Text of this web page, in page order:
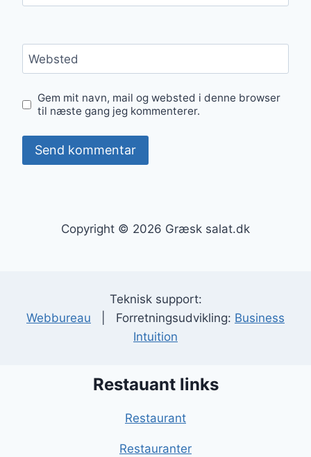
Websted
Gem mit navn, mail og websted i denne browser
til næste gang jeg kommenterer.
Copyright © 2026 Græsk salat.dk
Teknisk support:
Webbureau | Forretningsudvikling: Business
Intuition
Restauant links
Restaurant
Restauranter